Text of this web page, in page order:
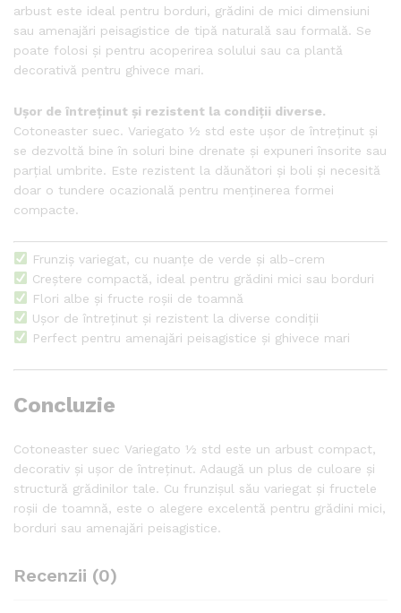
arbust este ideal pentru borduri, grădini de mici dimensiuni
sau amenajări peisagistice de tipă naturală sau formală. Se
poate folosi și pentru acoperirea solului sau ca plantă
decorativă pentru ghivece mari.
Ușor de întreținut și rezistent la condiții diverse.
Cotoneaster suec. Variegato ½ std este ușor de întreținut și
se dezvoltă bine în soluri bine drenate și expuneri însorite sau
parțial umbrite. Este rezistent la dăunători și boli și necesită
doar o tundere ocazională pentru menținerea formei
compacte.
Frunziș variegat, cu nuanțe de verde și alb-crem
Creștere compactă, ideal pentru grădini mici sau borduri
Flori albe și fructe roșii de toamnă
Ușor de întreținut și rezistent la diverse condiții
Perfect pentru amenajări peisagistice și ghivece mari
Concluzie
Cotoneaster suec Variegato ½ std este un arbust compact,
decorativ și ușor de întreținut. Adaugă un plus de culoare și
structură grădinilor tale. Cu frunzișul său variegat și fructele
roșii de toamnă, este o alegere excelentă pentru grădini mici,
borduri sau amenajări peisagistice.
Recenzii (0)